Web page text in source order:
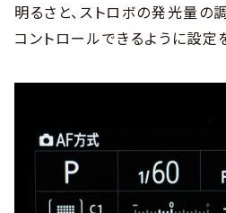
明るさと、ストロボの発光量の
コントロールできるように設定